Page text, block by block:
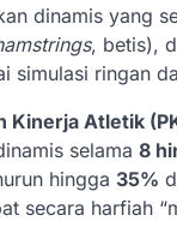
dinamis yang
, betis),
simulasi ringan
Kinerja Atletik
selama 8
hingga 35%
secara harfiah